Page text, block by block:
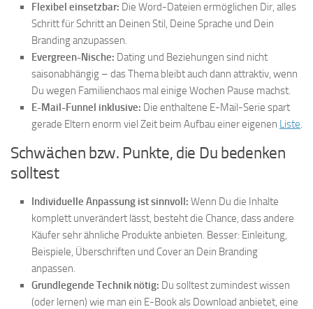
Flexibel einsetzbar: Die Word-Dateien ermöglichen Dir, alles
Schritt für Schritt an Deinen Stil, Deine Sprache und Dein
Branding anzupassen.
Evergreen-Nische: Dating und Beziehungen sind nicht
saisonabhängig – das Thema bleibt auch dann attraktiv, wenn
Du wegen Familienchaos mal einige Wochen Pause machst.
E-Mail-Funnel inklusive: Die enthaltene E-Mail-Serie spart
gerade Eltern enorm viel Zeit beim Aufbau einer eigenen Liste.
Schwächen bzw. Punkte, die Du bedenken
solltest
Individuelle Anpassung ist sinnvoll: Wenn Du die Inhalte
komplett unverändert lässt, besteht die Chance, dass andere
Käufer sehr ähnliche Produkte anbieten. Besser: Einleitung,
Beispiele, Überschriften und Cover an Dein Branding
anpassen.
Grundlegende Technik nötig: Du solltest zumindest wissen
(oder lernen) wie man ein E-Book als Download anbietet, eine